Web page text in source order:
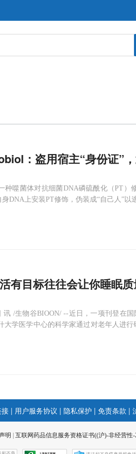
：盗用宿主“身份证”
种噬菌体对抗细菌DNA磷硫酰化（PT）
身DNA上安装PT修饰，伪装成“自己人”以
活有目标往往会让你睡眠
讯 /生物谷BIOON/ --近日，一项刊登在国
大学医学中心的科学家通过对老年人进
| 用户服务协议 | 隐私保护 | 免责条款 |
明 互联网药品信息服务资格证书((沪)-非经营性-